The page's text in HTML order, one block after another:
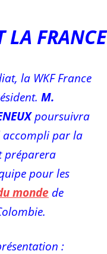
LA FRANCE
la WKF France
M.
poursuivra
accompli par la
préparera
pour les
monde de
: